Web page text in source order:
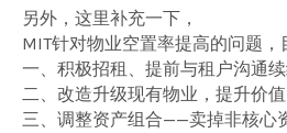
另外，这里补充一下，
MIT针对物业空置率提高的问题，
一、积极招租、提前与租户沟通续
二、改造升级现有物业，提升价值
三、调整资产组合——卖掉非核心